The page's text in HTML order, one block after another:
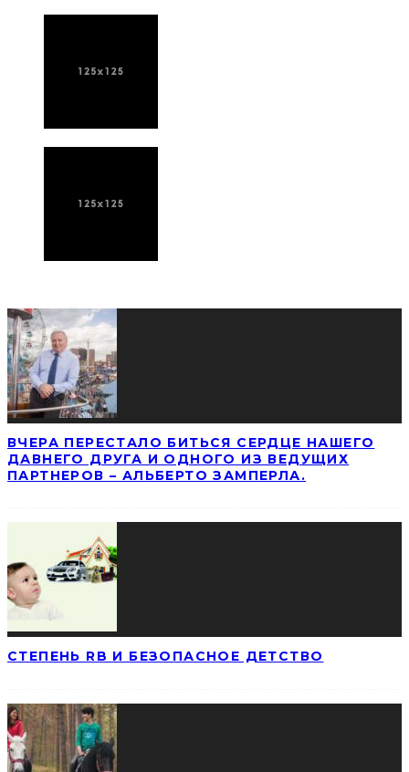
ВЧЕРА ПЕРЕСТАЛО БИТЬСЯ СЕРДЦЕ НАШЕГО
ДАВНЕГО ДРУГА И ОДНОГО ИЗ ВЕДУЩИХ
ПАРТНЕРОВ – АЛЬБЕРТО ЗАМПЕРЛА.
СТЕПЕНЬ RB И БЕЗОПАСНОЕ ДЕТСТВО